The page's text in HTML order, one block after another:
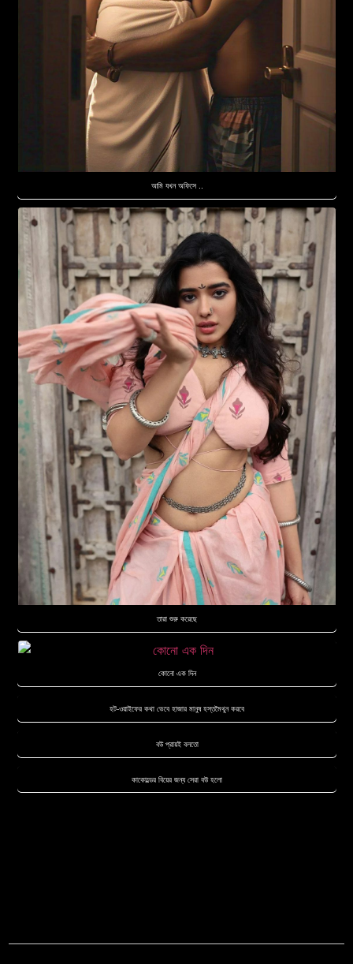
আমি যখন অফিসে ..
তারা শুরু করেছে
কোনো এক দিন
হট-ওয়াইফের কথা ভেবে হাজার মানুষ হস্তমৈথুন করবে
ব‌উ প্রায়ই বলতো
কাকোল্ডের বিয়ের জন্য সেরা ব‌উ হলো